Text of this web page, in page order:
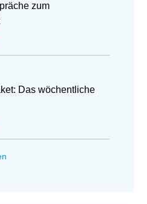
zum
Das wöchentliche